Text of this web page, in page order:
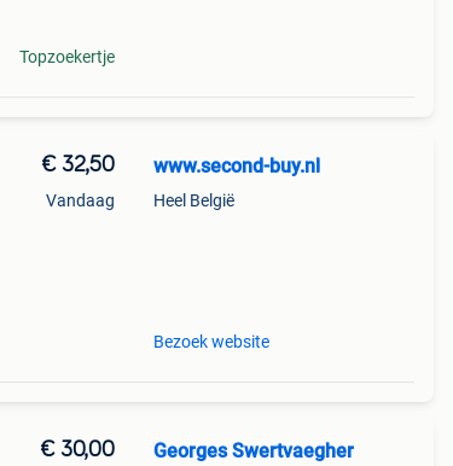
Topzoekertje
€ 32,50
Vandaag
www.second-buy.nl
Heel België
Bezoek website
€ 30,00 Georges Swertvaegher